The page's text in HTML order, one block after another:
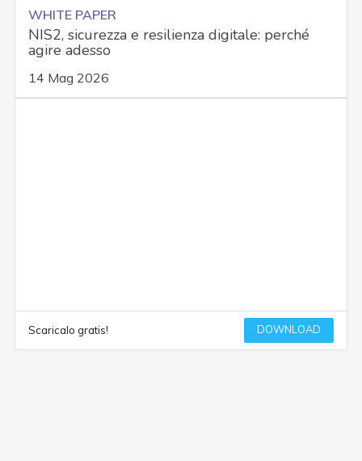
WHITE PAPER
NIS2, sicurezza e resilienza digitale: perché
agire adesso
14 Mag 2026
Scaricalo gratis! DOWNLOAD